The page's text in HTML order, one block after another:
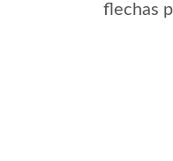
flechas